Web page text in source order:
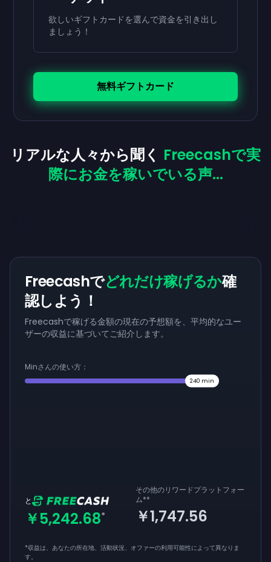
欲しいギフトカードを選んで資金を引き出し
ましょう！
無料ギフトカード
リアルな人々から聞く Freecashで実
際にお金を稼いでいる声...
Freecashでどれだけ稼げるか確
認しよう！
Freecashで稼げる金額の現在の予想額を、平均的なユー
ザーの収益に基づいてご紹介します。
Minさんの使い方：
240 min
と
￥5,242.68*
その他のリワードプラットフォー
ム**
￥1,747.56
*収益は、あなたの所在地、活動状況、オファーの利用可能性によって異なりま
す。